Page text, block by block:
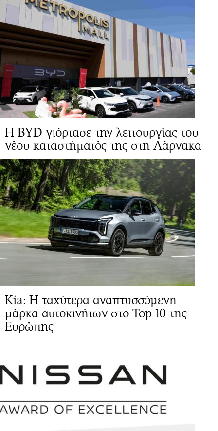
Η BYD γιόρτασε την λειτουργίας του
νέου καταστήματός της στη Λάρνακα
Kia: Η ταχύτερα αναπτυσσόμενη
μάρκα αυτοκινήτων στο Top 10 της
Ευρώπης